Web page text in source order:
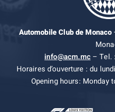
Automobile Club de Monaco
info@acm.mc– Tel.
Horaires d’ouverture : du
Opening hours: Monday